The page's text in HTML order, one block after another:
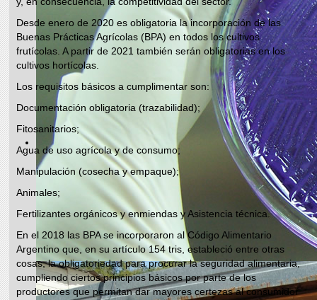
Desde enero de 2020 es obligatoria la incorporación de las
Buenas Prácticas Agrícolas (BPA) en todos los cultivos
frutícolas. A partir de 2021 también serán obligatorias en los
cultivos hortícolas.
Los requisitos básicos a cumplimentar son:
Documentación obligatoria (trazabilidad);
Fitosanitarios;
Agua de uso agrícola y de consumo;
Manipulación (cosecha y empaque);
Animales;
Fertilizantes orgánicos y enmiendas y Asistencia técnica.
En el 2018 las BPA se incorporaron al Código Alimentario
Argentino que, en su artículo 154 tris, estableció entre otras
cosas, la obligatoriedad para procurar la seguridad alimentaria,
cumpliendo ciertos principios básicos por parte de los
productores que permitan dar mayores certezas al consumidor